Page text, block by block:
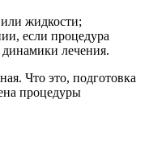
жидкости;
если процедура
лечения.